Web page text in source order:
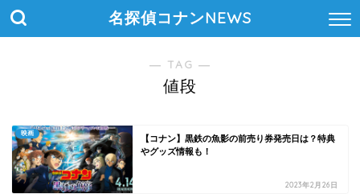
名探偵コナンNEWS
― TAG ―
値段
映画
【コナン】黒鉄の魚影の前売り券発売日は？特典
やグッズ情報も！
2023年2月26日